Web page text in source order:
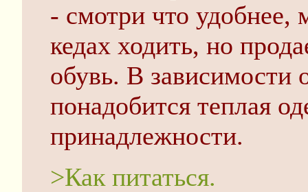
- смотри что удобнее,
кедах ходить, но
обувь. В зависимости
понадобится теплая
принадлежности.
>Как питаться.